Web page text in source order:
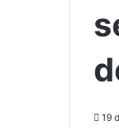
19